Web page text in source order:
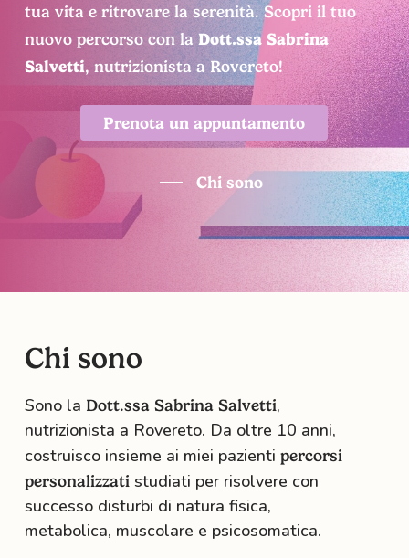
tua vita e ritrovare la serenità. Scopri il tuo
nuovo percorso con la Dott.ssa Sabrina
Salvetti, nutrizionista a Rovereto!
Prenota un appuntamento
Chi sono
Chi sono
Sono la Dott.ssa Sabrina Salvetti,
nutrizionista a Rovereto. Da oltre 10 anni,
costruisco insieme ai miei pazienti percorsi
personalizzatistudiati per risolvere con
successo disturbi di natura fisica,
metabolica, muscolare e psicosomatica.